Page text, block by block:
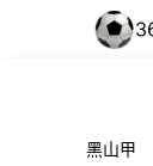
黑山甲